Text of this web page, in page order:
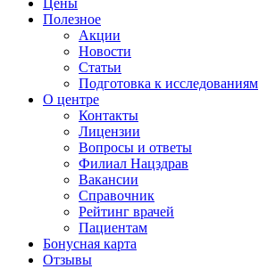
Цены
Полезное
Акции
Новости
Статьи
Подготовка к исследованиям
О центре
Контакты
Лицензии
Вопросы и ответы
Филиал Нацздрав
Вакансии
Справочник
Рейтинг врачей
Пациентам
Бонусная карта
Отзывы